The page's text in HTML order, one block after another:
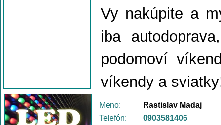
Vy nakúpite a
iba
podomoví
víkendy a
Meno:
Rastislav Madaj
Telefón:
0903581406